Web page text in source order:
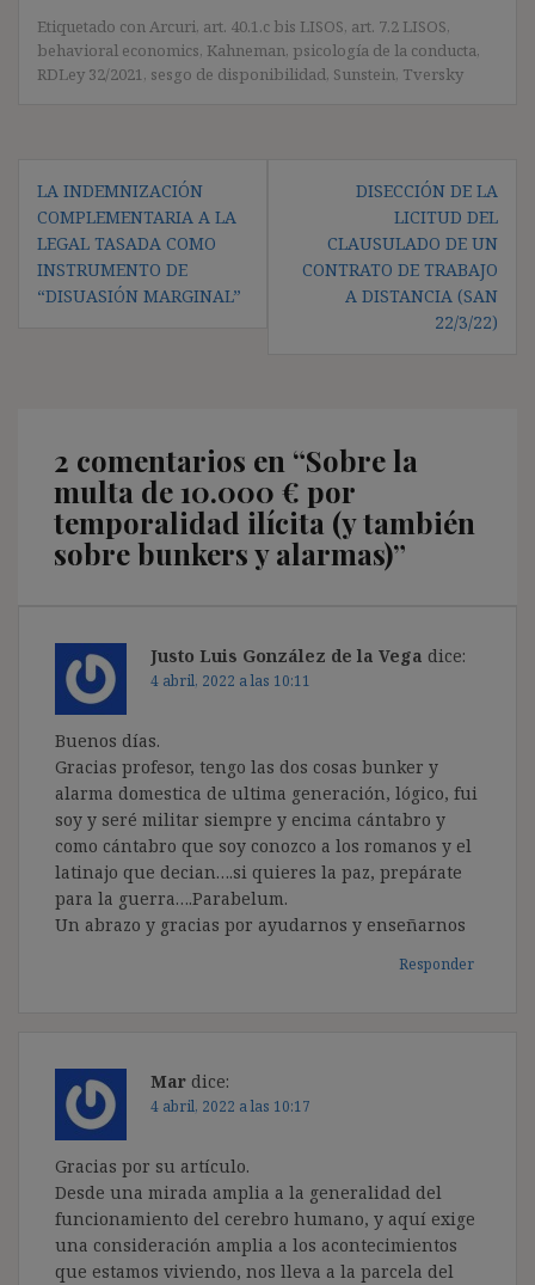
Etiquetado conArcuri, art. 40.1.c bis LISOS, art. 7.2 LISOS,
behavioral economics, Kahneman, psicología de la conducta,
RDLey 32/2021, sesgo de disponibilidad, Sunstein, Tversky
de
entradas
LA INDEMNIZACIÓN
COMPLEMENTARIA A LA
LEGAL TASADA COMO
INSTRUMENTO DE
“DISUASIÓN MARGINAL”
DISECCIÓN DE LA
LICITUD DEL
CLAUSULADO DE UN
CONTRATO DE TRABAJO
A DISTANCIA (SAN
22/3/22)
2 comentarios en “Sobre la
multa de 10.000 € por
temporalidad ilícita (y también
sobre bunkers y alarmas)”
Justo Luis González de la Vega dice:
4 abril, 2022 a las 10:11
Buenos días.
Gracias profesor, tengo las dos cosas bunker y
alarma domestica de ultima generación, lógico, fui
soy y seré militar siempre y encima cántabro y
como cántabro que soy conozco a los romanos y el
latinajo que decian….si quieres la paz, prepárate
para la guerra….Parabelum.
Un abrazo y gracias por ayudarnos y enseñarnos
Responder
Mar dice:
4 abril, 2022 a las 10:17
Gracias por su artículo.
Desde una mirada amplia a la generalidad del
funcionamiento del cerebro humano, y aquí exige
una consideración amplia a los acontecimientos
que estamos viviendo, nos lleva a la parcela del